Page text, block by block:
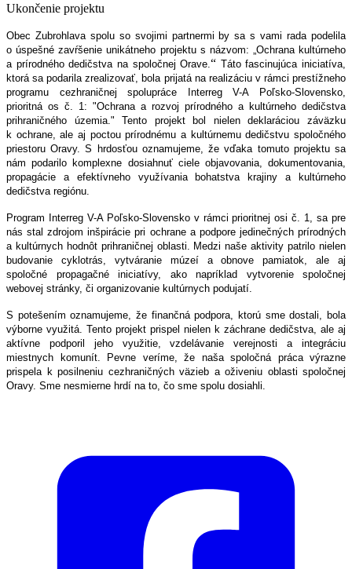
Ukončenie projektu
Obec Zubrohlava spolu so svojimi partnermi by sa s vami rada podelila
o úspešné zavŕšenie unikátneho projektu s názvom: „Ochrana kultúrneho
a prírodného dedičstva na spoločnej Orave.“ Táto fascinujúca iniciatíva,
ktorá sa podarila zrealizovať, bola prijatá na realizáciu v rámci prestížneho
programu cezhraničnej spolupráce Interreg V-A Poľsko-Slovensko,
prioritná os č. 1: "Ochrana a rozvoj prírodného a kultúrneho dedičstva
prihraničného územia." Tento projekt bol nielen deklaráciou záväzku
k ochrane, ale aj poctou prírodnému a kultúrnemu dedičstvu spoločného
priestoru Oravy. S hrdosťou oznamujeme, že vďaka tomuto projektu sa
nám podarilo komplexne dosiahnuť ciele objavovania, dokumentovania,
propagácie a efektívneho využívania bohatstva krajiny a kultúrneho
dedičstva regiónu.
Program Interreg V-A Poľsko-Slovensko v rámci prioritnej osi č. 1, sa pre
nás stal zdrojom inšpirácie pri ochrane a podpore jedinečných prírodných
a kultúrnych hodnôt prihraničnej oblasti. Medzi naše aktivity patrilo nielen
budovanie cyklotrás, vytváranie múzeí a obnove pamiatok, ale aj
spoločné propagačné iniciatívy, ako napríklad vytvorenie spoločnej
webovej stránky, či organizovanie kultúrnych podujatí.
S potešením oznamujeme, že finančná podpora, ktorú sme dostali, bola
výborne využitá. Tento projekt prispel nielen k záchrane dedičstva, ale aj
aktívne podporil jeho využitie, vzdelávanie verejnosti a integráciu
miestnych komunít. Pevne veríme, že naša spoločná práca výrazne
prispela k posilneniu cezhraničných väzieb a oživeniu oblasti spoločnej
Oravy. Sme nesmierne hrdí na to, čo sme spolu dosiahli.